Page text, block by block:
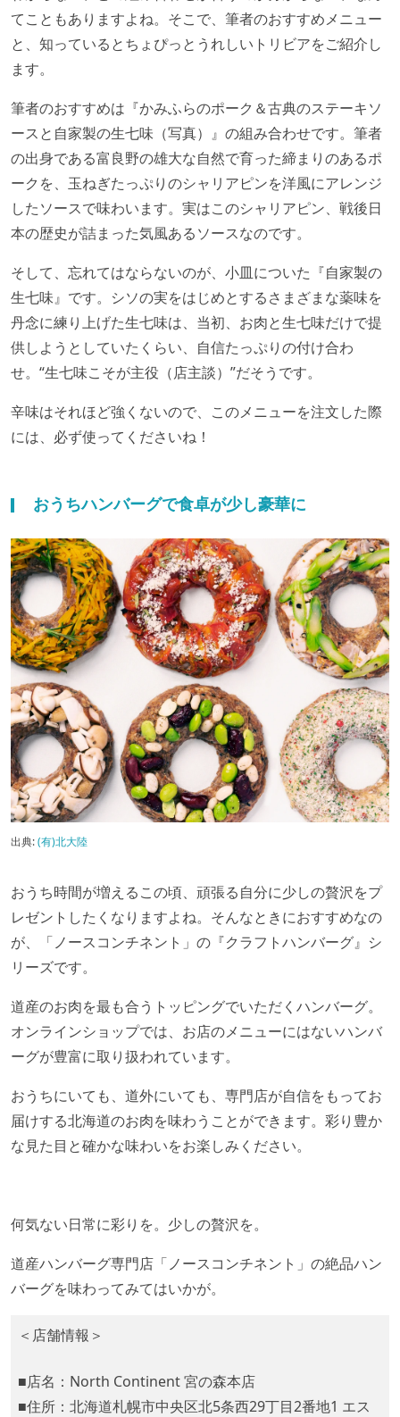
てこともありますよね。そこで、筆者のおすすめメニュー
と、知っているとちょぴっとうれしいトリビアをご紹介し
ます。
筆者のおすすめは『かみふらのポーク＆古典のステーキソ
ースと自家製の生七味（写真）』の組み合わせです。筆者
の出身である富良野の雄大な自然で育った締まりのあるポ
ークを、玉ねぎたっぷりのシャリアピンを洋風にアレンジ
したソースで味わいます。実はこのシャリアピン、戦後日
本の歴史が詰まった気風あるソースなのです。
そして、忘れてはならないのが、小皿についた『自家製の
生七味』です。シソの実をはじめとするさまざまな薬味を
丹念に練り上げた生七味は、当初、お肉と生七味だけで提
供しようとしていたくらい、自信たっぷりの付け合わ
せ。“生七味こそが主役（店主談）”だそうです。
辛味はそれほど強くないので、このメニューを注文した際
には、必ず使ってくださいね！
おうちハンバーグで食卓が少し豪華に
出典:(有)北大陸
おうち時間が増えるこの頃、頑張る自分に少しの贅沢をプ
レゼントしたくなりますよね。そんなときにおすすめなの
が、「ノースコンチネント」の『クラフトハンバーグ』シ
リーズです。
道産のお肉を最も合うトッピングでいただくハンバーグ。
オンラインショップでは、お店のメニューにはないハンバ
ーグが豊富に取り扱われています。
おうちにいても、道外にいても、専門店が自信をもってお
届けする北海道のお肉を味わうことができます。彩り豊か
な見た目と確かな味わいをお楽しみください。
何気ない日常に彩りを。少しの贅沢を。
道産ハンバーグ専門店「ノースコンチネント」の絶品ハン
バーグを味わってみてはいかが。
＜店舗情報＞
■店名：North Continent 宮の森本店
■住所：北海道札幌市中央区北5条西29丁目2番地1 エス